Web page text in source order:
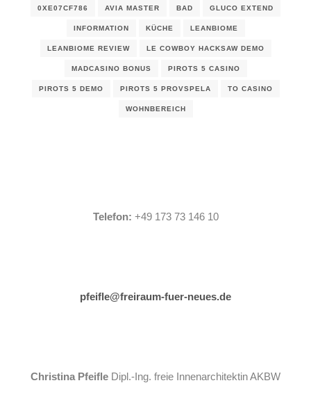
0XE07CF786 AVIA MASTER BAD GLUCO EXTEND
INFORMATION KÜCHE LEANBIOME
LEANBIOME REVIEW LE COWBOY HACKSAW DEMO
MADCASINO BONUS PIROTS 5 CASINO
PIROTS 5 DEMO PIROTS 5 PROVSPELA TO CASINO
WOHNBEREICH
Telefon: +49 173 73 146 10
pfeifle@freiraum-fuer-neues.de
Christina Pfeifle Dipl.-Ing. freie Innenarchitektin AKBW